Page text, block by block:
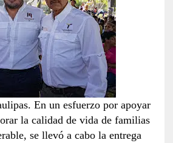
En un esfuerzo por apoyar
la calidad de vida de familias
se llevó a cabo la entrega